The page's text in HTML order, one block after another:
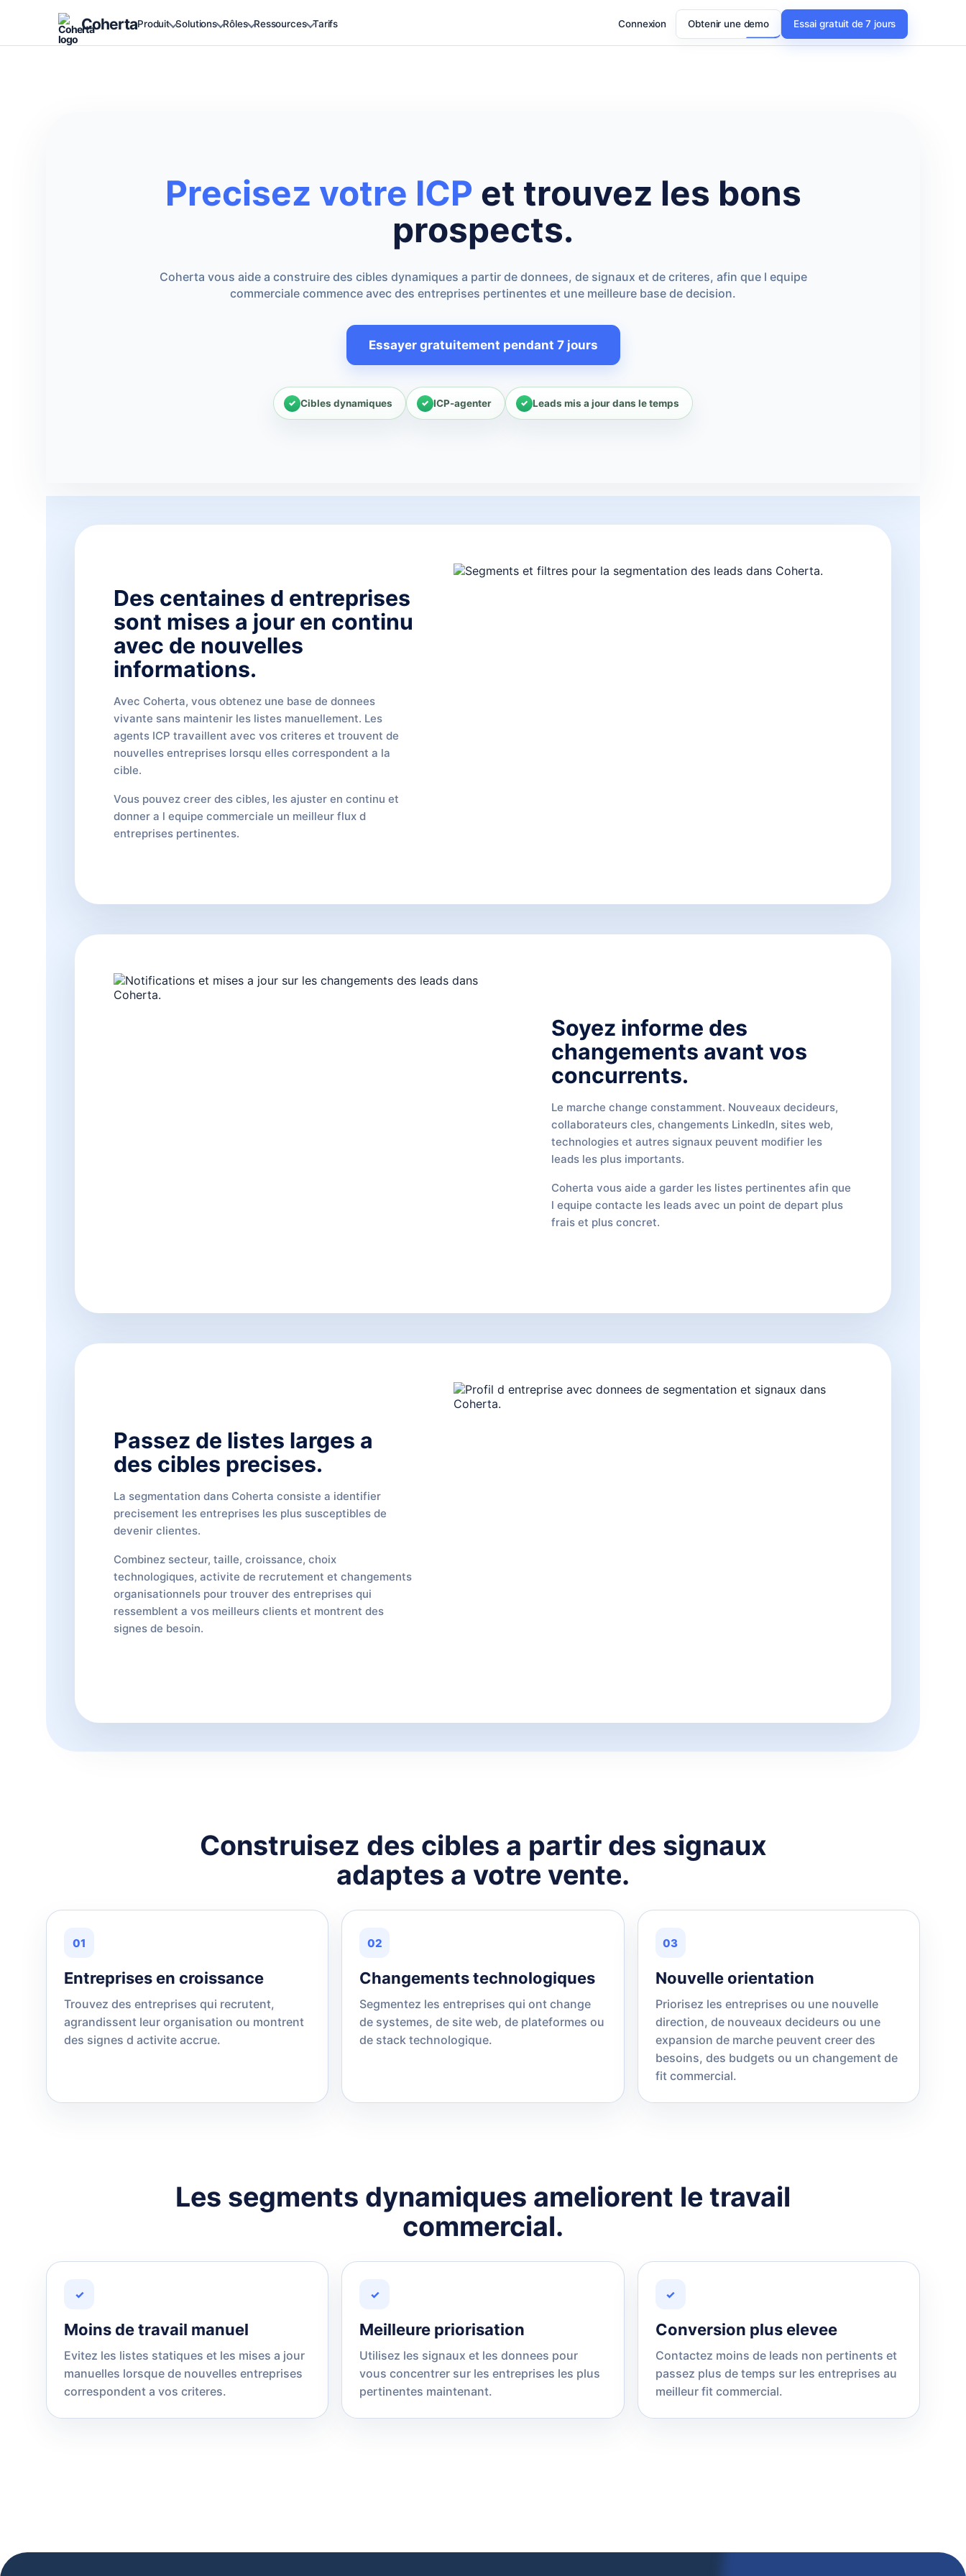
CohertaProduit Solutions Rôles Ressources Tarifs Connexion Obtenir une demo Essai gratuit de 7 jours
Precisez votre ICP et trouvez les bons
prospects.
Coherta vous aide a construire des cibles dynamiques a partir de donnees, de signaux et de criteres, afin que l equipe
commerciale commence avec des entreprises pertinentes et une meilleure base de decision.
Essayer gratuitement pendant 7 jours
Cibles dynamiques ICP-agenter Leads mis a jour dans le temps
Des centaines d entreprises
sont mises a jour en continu
avec de nouvelles
informations.
Avec Coherta, vous obtenez une base de donnees
vivante sans maintenir les listes manuellement. Les
agents ICP travaillent avec vos criteres et trouvent de
nouvelles entreprises lorsqu elles correspondent a la
cible.
Vous pouvez creer des cibles, les ajuster en continu et
donner a l equipe commerciale un meilleur flux d
entreprises pertinentes.
Soyez informe des
changements avant vos
concurrents.
Le marche change constamment. Nouveaux decideurs,
collaborateurs cles, changements LinkedIn, sites web,
technologies et autres signaux peuvent modifier les
leads les plus importants.
Coherta vous aide a garder les listes pertinentes afin que
l equipe contacte les leads avec un point de depart plus
frais et plus concret.
Passez de listes larges a
des cibles precises.
La segmentation dans Coherta consiste a identifier
precisement les entreprises les plus susceptibles de
devenir clientes.
Combinez secteur, taille, croissance, choix
technologiques, activite de recrutement et changements
organisationnels pour trouver des entreprises qui
ressemblent a vos meilleurs clients et montrent des
signes de besoin.
Construisez des cibles a partir des signaux
adaptes a votre vente.
01
Entreprises en croissance
Trouvez des entreprises qui recrutent,
agrandissent leur organisation ou montrent
des signes d activite accrue.
02
Changements technologiques
Segmentez les entreprises qui ont change
de systemes, de site web, de plateformes ou
de stack technologique.
03
Nouvelle orientation
Priorisez les entreprises ou une nouvelle
direction, de nouveaux decideurs ou une
expansion de marche peuvent creer des
besoins, des budgets ou un changement de
fit commercial.
Les segments dynamiques ameliorent le travail
commercial.
✓
Moins de travail manuel
Evitez les listes statiques et les mises a jour
manuelles lorsque de nouvelles entreprises
correspondent a vos criteres.
✓
Meilleure priorisation
Utilisez les signaux et les donnees pour
vous concentrer sur les entreprises les plus
pertinentes maintenant.
✓
Conversion plus elevee
Contactez moins de leads non pertinents et
passez plus de temps sur les entreprises au
meilleur fit commercial.